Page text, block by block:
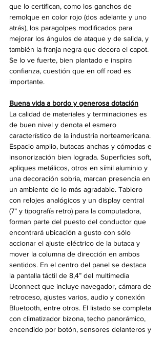
que lo certifican, como los ganchos de
remolque en color rojo (dos adelante y uno
atrás), los paragolpes modificados para
mejorar los ángulos de ataque y de salida, y
también la franja negra que decora el capot.
Se lo ve fuerte, bien plantado e inspira
confianza, cuestión que en off road es
importante.
Buena vida a bordo y generosa dotación
La calidad de materiales y terminaciones es
de buen nivel y denota el esmero
característico de la industria norteamericana.
Espacio amplio, butacas anchas y cómodas e
insonorización bien lograda. Superficies soft,
apliques metálicos, otros en símil aluminio y
una decoración sobria, marcan presencia en
un ambiente de lo más agradable. Tablero
con relojes analógicos y un display central
(7” y tipografía retro) para la computadora,
forman parte del puesto del conductor que
encontrará ubicación a gusto con sólo
accionar el ajuste eléctrico de la butaca y
mover la columna de dirección en ambos
sentidos. En el centro del panel se destaca
la pantalla táctil de 8,4” del multimedia
Uconnect que incluye navegador, cámara de
retroceso, ajustes varios, audio y conexión
Bluetooth, entre otros. El listado se completa
con climatizador bizona, techo panorámico,
encendido por botón, sensores delanteros y